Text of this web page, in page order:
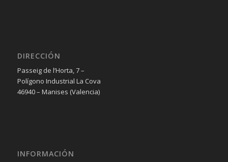
DIRECCIÓN
Passeig de l’Horta, 7 –
Polígono Industrial La Cova
46940 – Manises (Valencia)
INFORMACIÓN